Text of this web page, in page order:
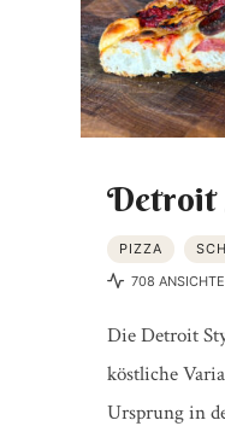
Detroit
PIZZA
708
Die Detroit
köstliche
Ursprung in